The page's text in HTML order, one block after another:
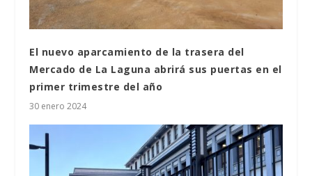
El nuevo aparcamiento de la trasera del
Mercado de La Laguna abrirá sus puertas en el
primer trimestre del año
30 enero 2024